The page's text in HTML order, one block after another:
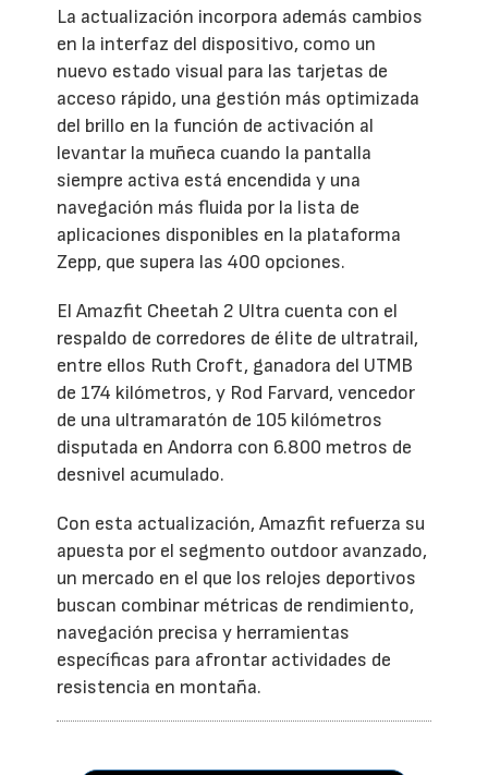
La actualización incorpora además cambios
en la interfaz del dispositivo, como un
nuevo estado visual para las tarjetas de
acceso rápido, una gestión más optimizada
del brillo en la función de activación al
levantar la muñeca cuando la pantalla
siempre activa está encendida y una
navegación más fluida por la lista de
aplicaciones disponibles en la plataforma
Zepp, que supera las 400 opciones.
El Amazfit Cheetah 2 Ultra cuenta con el
respaldo de corredores de élite de ultratrail,
entre ellos Ruth Croft, ganadora del UTMB
de 174 kilómetros, y Rod Farvard, vencedor
de una ultramaratón de 105 kilómetros
disputada en Andorra con 6.800 metros de
desnivel acumulado.
Con esta actualización, Amazfit refuerza su
apuesta por el segmento outdoor avanzado,
un mercado en el que los relojes deportivos
buscan combinar métricas de rendimiento,
navegación precisa y herramientas
específicas para afrontar actividades de
resistencia en montaña.